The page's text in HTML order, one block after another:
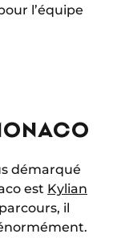
l’équipe
démarqué
est Kylian
il